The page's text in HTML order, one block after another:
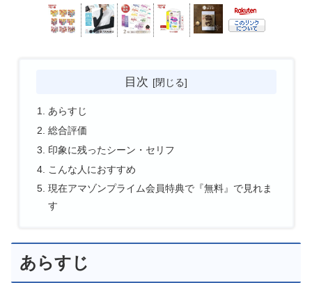
目次
あらすじ
総合評価
印象に残ったシーン・セリフ
こんな人におすすめ
現在アマゾンプライム会員特典で『無料』で見れま
す
あらすじ